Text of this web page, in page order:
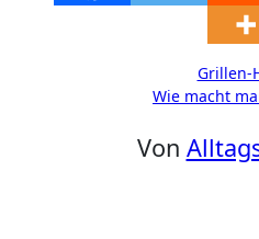
Beitragsnavigation
Grillen-
Wie macht
Von